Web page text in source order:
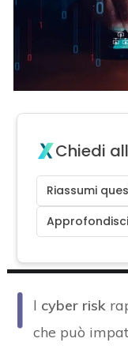
Chiedi
Riassumi
I l cyber risk
che può